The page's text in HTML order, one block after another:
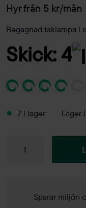
Hyr från 5 kr/mån
Begagnad taklampa i
Skick: 4
7 i lager Lager
Taklampa
Sparar miljön